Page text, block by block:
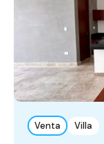
Venta Villa